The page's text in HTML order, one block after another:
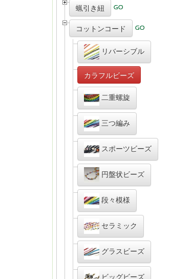
蝋引き紐
コットンコード
リバーシブル
カラフルビーズ
二重螺旋
三つ編み
スポーツビーズ
円盤状ビーズ
段々模様
セラミック
グラスビーズ
ビッグビーズ